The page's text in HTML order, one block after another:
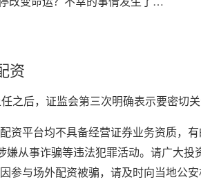
资
之后，证监会第三次明确表示要密切关
资平台均不具备经营证券业务资质，
嫌从事诈骗等违法犯罪活动。请广大投
参与场外配资被骗，请及时向当地公安